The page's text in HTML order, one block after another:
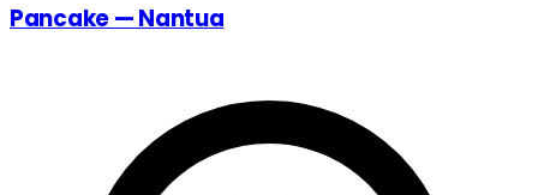
Pancake — Nantua